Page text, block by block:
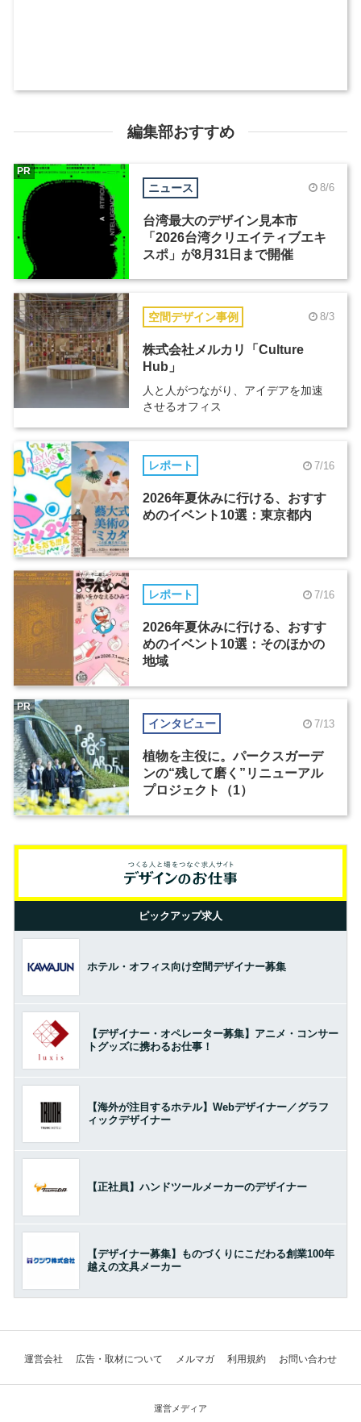
編集部おすすめ
ニュース 8/6
台湾最大のデザイン見本市
「2026台湾クリエイティブエキ
スポ」が8月31日まで開催
PR
空間デザイン事例 8/3
株式会社メルカリ「Culture
Hub」
人と人がつながり、アイデアを加速
させるオフィス
レポート 7/16
2026年夏休みに行ける、おすす
めのイベント10選：東京都内
レポート 7/16
2026年夏休みに行ける、おすす
めのイベント10選：そのほかの
地域
インタビュー 7/13
植物を主役に。パークスガーデ
ンの“残して磨く”リニューアル
プロジェクト（1）
PR
ピックアップ求人
ホテル・オフィス向け空間デザイナー募集
【デザイナー・オペレーター募集】アニメ・コンサー
トグッズに携わるお仕事！
【海外が注目するホテル】Webデザイナー／グラフ
ィックデザイナー
【正社員】ハンドツールメーカーのデザイナー
【デザイナー募集】ものづくりにこだわる創業100年
越えの文具メーカー
運営会社 広告・取材について メルマガ 利用規約 お問い合わせ
運営メディア